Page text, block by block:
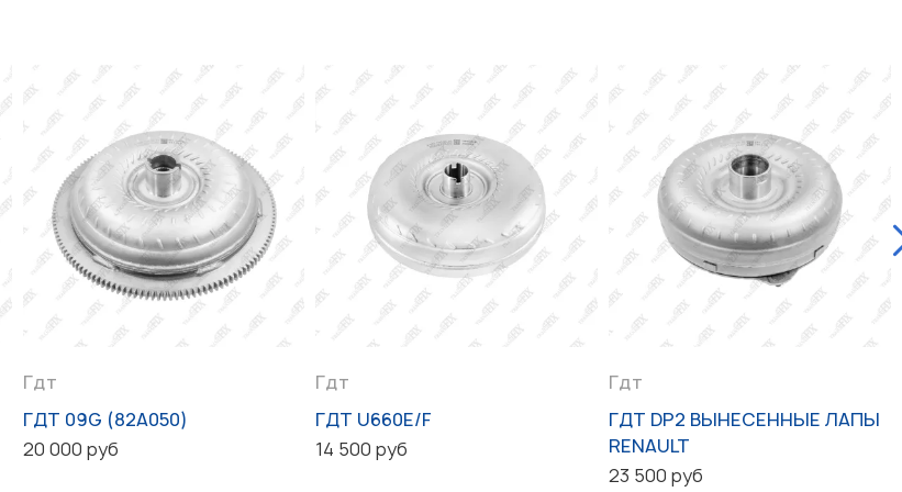
Гдт
ГДТ 09G (82A050)
20 000 руб
Гдт
ГДТ U660E/F
14 500 руб
Гдт
ГДТ DP2 ВЫНЕСЕННЫЕ ЛАПЫ
RENAULT
23 500 руб